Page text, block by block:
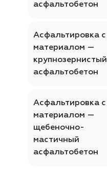
асфальтобетон
Асфальтировка с
материалом —
крупнозернистый
асфальтобетон
Асфальтировка с
материалом —
щебеночно-
мастичный
асфальтобетон